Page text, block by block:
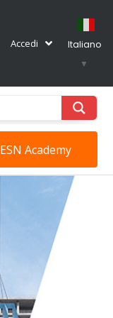
Accedi
Italiano
▼
ESN Academy